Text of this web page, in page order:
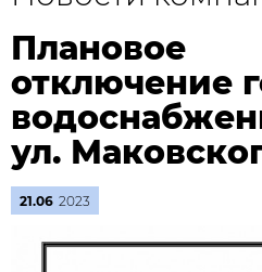
Плановое
отключение
ул.
21.06 2023